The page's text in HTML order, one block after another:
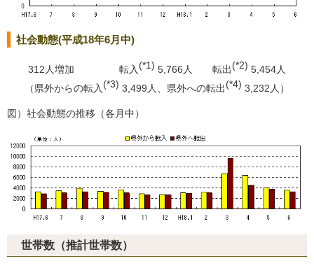
社会動態(平成18年6月中)
312人増加 転入 (*1) 5,766人 転出(*2) 5,454人
（県外からの転入 (*3) 3,499人、県外への転出(*4) 3,232人）
図）社会動態の推移（各月中）
世帯数（推計世帯数）